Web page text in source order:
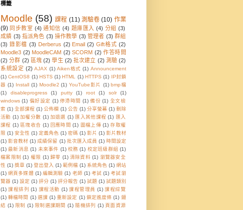
標籤
Moodle (58) 課程 (11) 測驗卷 (10) 作業
(9) 同步教室 (4) 通知信 (4) 題庫匯入 (4) 分組 (3)
成績 (3) 指派角色 (3) 操作教學 (3) 管理者 (3) 群組
(3) 錄影檔 (3) Derberus (2) Email (2) Gift格式 (2)
Moodle3 (2) MoodleCAM (2) SCORM (2) 作答時間
(2) 分群 (2) 區塊 (2) 學生 (2) 批次建立 (2) 測驗 (2)
系統設定 (2) AJAX (1) Aiken格式 (1) Announcement
(1) CentOS8 (1) HSTS (1) HTML (1) HTTPS (1)
IP封鎖
器 (1) Install (1) Moodle2 (1) YouTube影片 (1) bmp檔
(1)
disableprogress (1) putty (1) root (1) solr
(1)
windows (1) 偏好設定 (1) 停滯時間 (1) 備份 (1) 全文檢
索 (1) 全部課程 (1) 公佈欄 (1) 公告 (1) 分享螢幕 (1) 刪除
活動 (1) 加權分數 (1) 加退選 (1) 匯入其他課程 (1) 匯入
課程 (1) 區塊收合 (1) 回應時間 (1) 圖檔上傳 (1) 存取權
限 (1) 安全性 (1) 定義角色 (1) 密碼 (1) 影片 (1) 影片教材
(1) 影音教材 (1) 成績保留 (1) 批次匯入成員 (1) 時間設定
(1) 最新消息 (1) 未來事件 (1) 校務 (1) 校定班級群組 (1)
檔案限制 (1) 權限 (1) 歸零 (1) 清除資料 (1) 瀏覽器安全
性 (1) 獎章 (1) 登出登入 (1) 範例檔 (1) 系統角色 (1) 網站
(1) 網頁多媒體 (1) 編輯測驗 (1) 老師 (1) 考試 (1) 考試瀏
覽器 (1) 設定 (1) 評分 (1) 評分報告 (1) 試題 (1) 試題類別
(1) 課程排列 (1) 課程活動 (1) 課程管理員 (1) 課程綜覽
(1) 轉檔時間 (1) 選課 (1) 重新設定 (1) 鎖定進度條 (1) 鏈
結 (1) 限制 (1) 限制選課期間 (1) 隨機排列 (1) 頁面資源